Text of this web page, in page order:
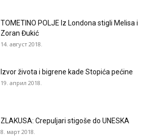
TOMETINO POLJE Iz Londona stigli Melisa i
Zoran Đukić
14. август 2018.
Izvor života i bigrene kade Stopića pećine
19. април 2018.
ZLAKUSA: Crepuljari stigoše do UNESKA
8. март 2018.